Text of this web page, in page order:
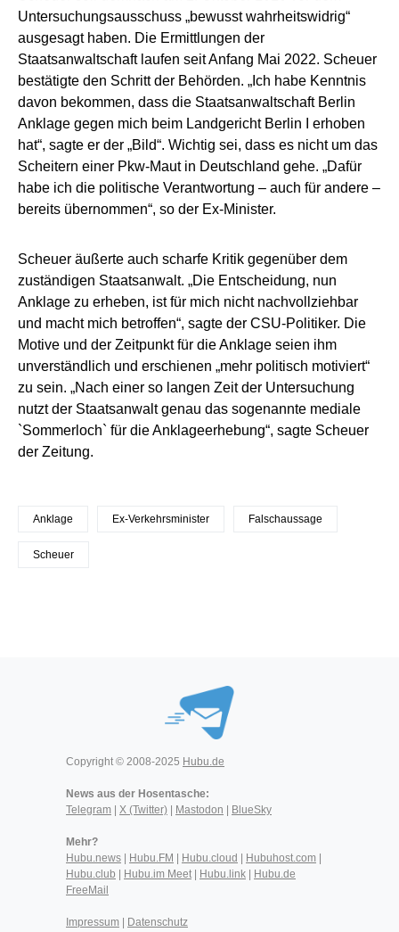
Untersuchungsausschuss „bewusst wahrheitswidrig“
ausgesagt haben. Die Ermittlungen der
Staatsanwaltschaft laufen seit Anfang Mai 2022. Scheuer
bestätigte den Schritt der Behörden. „Ich habe Kenntnis
davon bekommen, dass die Staatsanwaltschaft Berlin
Anklage gegen mich beim Landgericht Berlin I erhoben
hat“, sagte er der „Bild“. Wichtig sei, dass es nicht um das
Scheitern einer Pkw-Maut in Deutschland gehe. „Dafür
habe ich die politische Verantwortung – auch für andere –
bereits übernommen“, so der Ex-Minister.
Scheuer äußerte auch scharfe Kritik gegenüber dem
zuständigen Staatsanwalt. „Die Entscheidung, nun
Anklage zu erheben, ist für mich nicht nachvollziehbar
und macht mich betroffen“, sagte der CSU-Politiker. Die
Motive und der Zeitpunkt für die Anklage seien ihm
unverständlich und erschienen „mehr politisch motiviert“
zu sein. „Nach einer so langen Zeit der Untersuchung
nutzt der Staatsanwalt genau das sogenannte mediale
`Sommerloch` für die Anklageerhebung“, sagte Scheuer
der Zeitung.
Anklage Ex-Verkehrsminister Falschaussage
Scheuer
Copyright © 2008-2025 Hubu.de
News aus der Hosentasche:
Telegram
X (Twitter) Mastodon BlueSky
Mehr?
Hubu.news
Hubu.FM Hubu.cloud Hubuhost.com
Hubu.club
Hubu.im Meet| Hubu.link
Hubu.de
FreeMail
Impressum Datenschutz